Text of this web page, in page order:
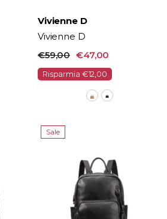
Vendor:
Vivienne D
Vivienne D
€59,00 €47,00
Risparmia €12,00
Sale